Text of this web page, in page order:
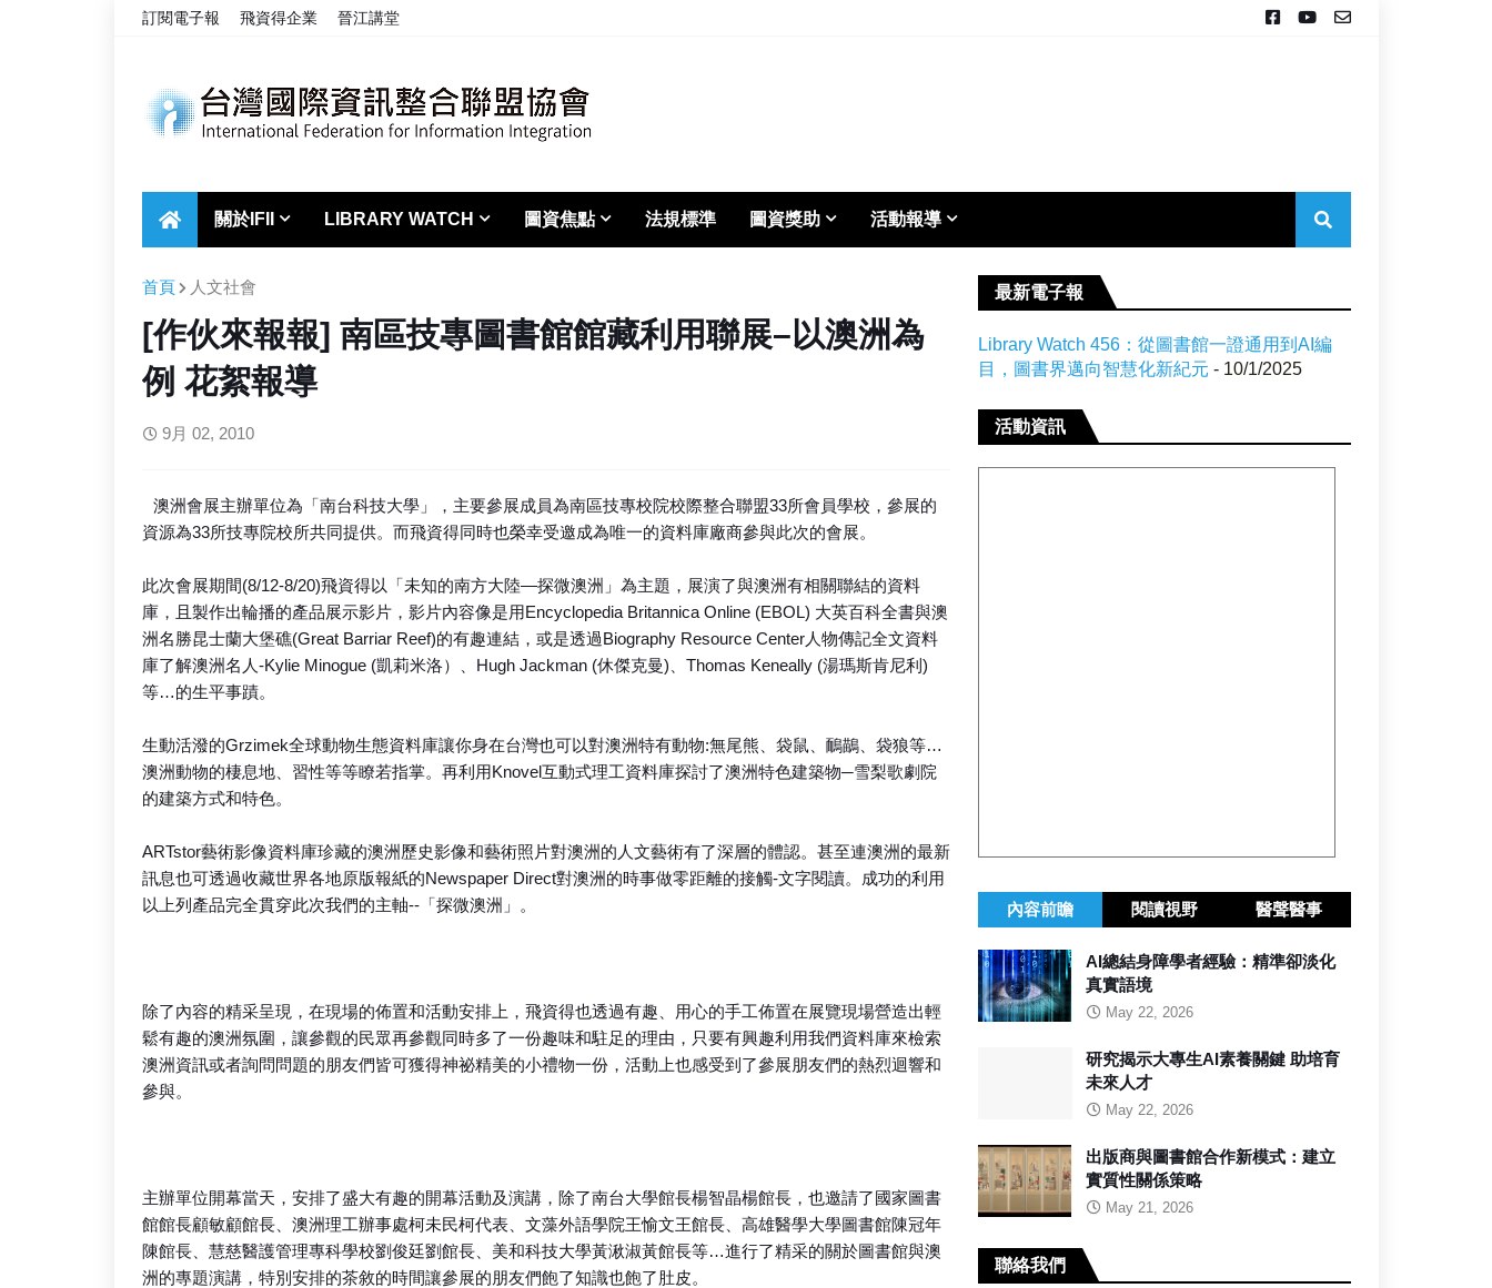
訂閱電子報 飛資得企業 晉江講堂
關於IFII LIBRARY WATCH 圖資焦點 法規標準 圖資獎助 活動報導
首頁 人文社會
[作伙來報報] 南區技專圖書館館藏利用聯展–以澳洲為
例 花絮報導
9月 02, 2010
澳洲會展主辦單位為「南台科技大學」，主要參展成員為南區技專校院校際整合聯盟33所會員學校，參展的
資源為33所技專院校所共同提供。而飛資得同時也榮幸受邀成為唯一的資料庫廠商參與此次的會展。
此次會展期間(8/12-8/20)飛資得以「未知的南方大陸—探微澳洲」為主題，展演了與澳洲有相關聯結的資料
庫，且製作出輪播的產品展示影片，影片內容像是用Encyclopedia Britannica Online (EBOL) 大英百科全書與澳
洲名勝昆士蘭大堡礁(Great Barriar Reef)的有趣連結，或是透過Biography Resource Center人物傳記全文資料
庫了解澳洲名人-Kylie Minogue (凱莉米洛）、Hugh Jackman (休傑克曼)、Thomas Keneally (湯瑪斯肯尼利)
等…的生平事蹟。
生動活潑的Grzimek全球動物生態資料庫讓你身在台灣也可以對澳洲特有動物:無尾熊、袋鼠、鴯鶓、袋狼等…
澳洲動物的棲息地、習性等等瞭若指掌。再利用Knovel互動式理工資料庫探討了澳洲特色建築物─雪梨歌劇院
的建築方式和特色。
ARTstor藝術影像資料庫珍藏的澳洲歷史影像和藝術照片對澳洲的人文藝術有了深層的體認。甚至連澳洲的最新
訊息也可透過收藏世界各地原版報紙的Newspaper Direct對澳洲的時事做零距離的接觸-文字閱讀。成功的利用
以上列產品完全貫穿此次我們的主軸--「探微澳洲」。
除了內容的精采呈現，在現場的佈置和活動安排上，飛資得也透過有趣、用心的手工佈置在展覽現場營造出輕
鬆有趣的澳洲氛圍，讓參觀的民眾再參觀同時多了一份趣味和駐足的理由，只要有興趣利用我們資料庫來檢索
澳洲資訊或者詢問問題的朋友們皆可獲得神祕精美的小禮物一份，活動上也感受到了參展朋友們的熱烈迴響和
參與。
主辦單位開幕當天，安排了盛大有趣的開幕活動及演講，除了南台大學館長楊智晶楊館長，也邀請了國家圖書
館館長顧敏顧館長、澳洲理工辦事處柯未民柯代表、文藻外語學院王愉文王館長、高雄醫學大學圖書館陳冠年
陳館長、慧慈醫護管理專科學校劉俊廷劉館長、美和科技大學黃湫淑黃館長等…進行了精采的關於圖書館與澳
洲的專題演講，特別安排的茶敘的時間讓參展的朋友們飽了知識也飽了肚皮。
最新電子報
Library Watch 456：從圖書館一證通用到AI編
目，圖書界邁向智慧化新紀元 - 10/1/2025
活動資訊
內容前瞻 閱讀視野 醫聲醫事
AI總結身障學者經驗：精準卻淡化
真實語境
May 22, 2026
研究揭示大專生AI素養關鍵 助培育
未來人才
May 22, 2026
出版商與圖書館合作新模式：建立
實質性關係策略
May 21, 2026
聯絡我們